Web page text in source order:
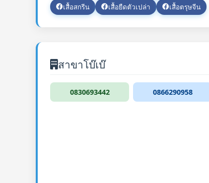
เสื้อสกรีน
เสื้อยืดตัวเปล่า เสื้อตรุษจีน
สาขาโบ๊เบ๊
0830693442 0866290958